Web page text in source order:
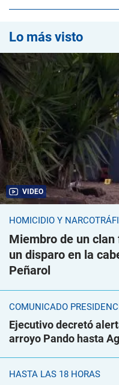
Lo más visto
VIDEO
HOMICIDIO Y
Miembro de un
un disparo en la
Peñarol
COMUNICADO
Ejecutivo decretó
arroyo Pando hasta
HASTA LAS 18 HORAS